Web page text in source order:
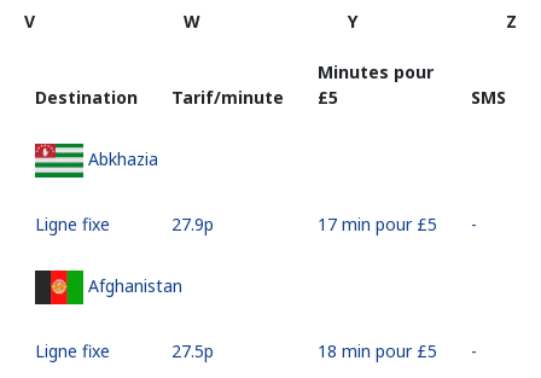
V
W Y Z
Destination Tarif/minute
Minutes pour
⁦£5⁩
SMS
Abkhazia
Ligne fixe ⁦27.9p⁩ 17 min pour ⁦£5⁩ -
Afghanistan
Ligne fixe ⁦27.5p⁩ 18 min pour ⁦£5⁩ -